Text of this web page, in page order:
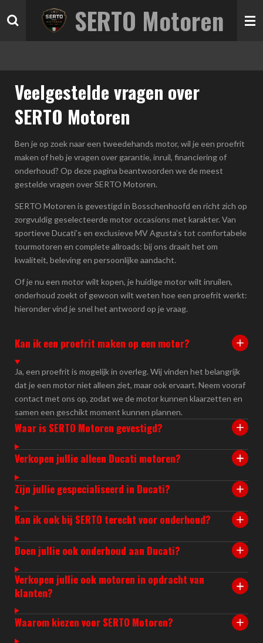
direct
SERTO Motoren
Veelgestelde vragen over
SERTO Motoren
Ben je op zoek naar een tweedehands motor, wil je een proefrit
maken of heb je vragen over garantie, inruil, financiering of
onderhoud? Op deze pagina beantwoorden we de meest
gestelde vragen over SERTO Motoren.
SERTO Motoren is gevestigd in Bosschenhoofd en richt zich op
zorgvuldig geselecteerde motor occasions met karakter. Van
sportieve Ducati’s en exclusieve MV Agusta’s tot comfortabele
tourmotoren en complete allroads: bij ons draait het om
kwaliteit, beleving en persoonlijke aandacht.
Of je nu een motor wilt kopen, je huidige motor wilt inruilen,
onderhoud zoekt of gewoon wilt weten hoe een proefrit werkt:
hieronder vind je snel het antwoord op je vraag.
Kan ik een proefrit maken op een motor?
Ja, een proefrit is mogelijk in overleg. Wij vinden het belangrijk
dat je een motor niet alleen ziet, maar ook ervaart. Neem vooraf
contact met ons op, zodat we de motor kunnen klaarzetten en
samen een geschikt moment kunnen plannen.
Waar is SERTO Motoren gevestigd?
Verkopen jullie alleen Ducati motoren?
Zijn jullie gespecialiseerd in Ducati?
Kan ik ook bij SERTO terecht voor onderhoud?
Doen jullie ook onderhoud aan Ducati?
Verkopen jullie ook motoren in opdracht van
klanten?
Waarom kiezen voor SERTO Motoren?